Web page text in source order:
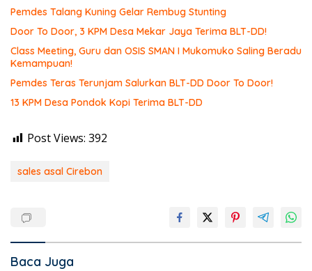
Pemdes Talang Kuning Gelar Rembug Stunting
Door To Door, 3 KPM Desa Mekar Jaya Terima BLT-DD!
Class Meeting, Guru dan OSIS SMAN I Mukomuko Saling Beradu
Kemampuan!
Pemdes Teras Terunjam Salurkan BLT-DD Door To Door!
13 KPM Desa Pondok Kopi Terima BLT-DD
Post Views: 392
sales asal Cirebon
Baca Juga